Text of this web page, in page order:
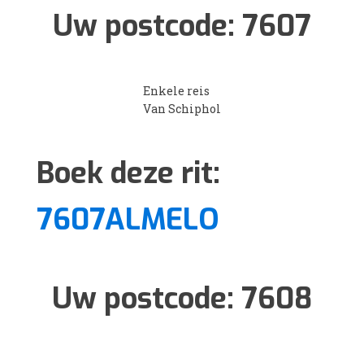
Uw postcode: 7607
Enkele reis
Van Schiphol
Boek deze rit:
7607ALMELO
Uw postcode: 7608